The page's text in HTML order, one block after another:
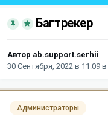
Багтрекер
Автор ab.support.serhii
30 Сентября, 2022 в 11:09 в
Администраторы